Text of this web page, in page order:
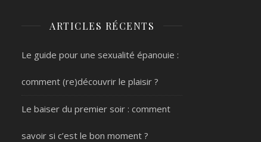
ARTICLES RÉCENTS
Le guide pour une sexualité épanouie :
comment (re)découvrir le plaisir ?
Le baiser du premier soir : comment
savoir si c’est le bon moment ?